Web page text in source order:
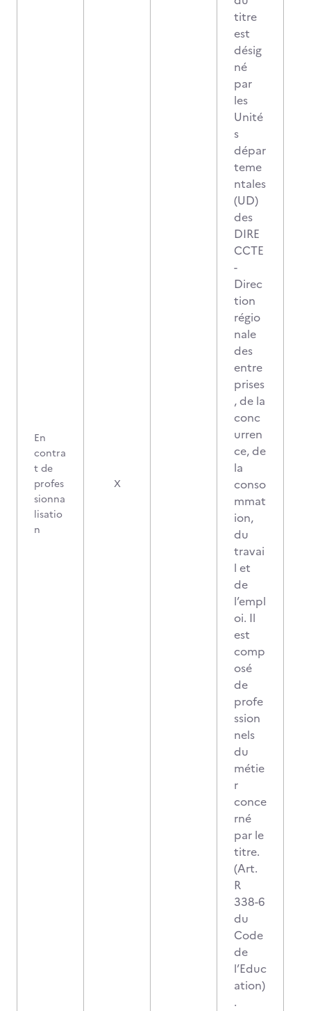
En
contra
t de
profes
sionna
lisatio
n
X
titre
est
désig
né
par
les
Unité
s
dépar
teme
ntales
(UD)
des
DIRE
CCTE
-
Direc
tion
régio
nale
des
entre
prises
, de la
conc
urren
ce, de
la
conso
mmat
ion,
du
travai
l et
de
l’empl
oi. Il
est
comp
osé
de
profe
ssion
nels
du
métie
r
conce
rné
par le
titre.
(Art.
R
338-6
du
Code
de
l’Educ
ation)
.